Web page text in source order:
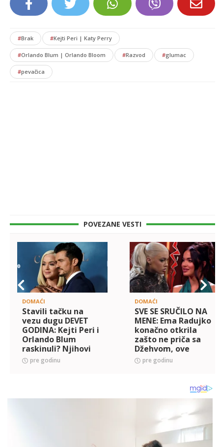
#Brak #Kejti Peri | Katy Perry
#Orlando Blum | Orlando Bloom #Razvod #glumac
#pevačica
POVEZANE VESTI
DOMAĆI
Stavili tačku na
vezu dugu DEVET
GODINA: Kejti Peri i
Orlando Blum
raskinuli? Njihovi
odnosi mesecima
bili napeti, a onda
pre godinu
DOMAĆI
SVE SE SRUČILO NA
MENE: Ema Radujko
konačno otkrila
zašto ne priča sa
Džehvom, ove
detalje niko nije
znao
pre godinu